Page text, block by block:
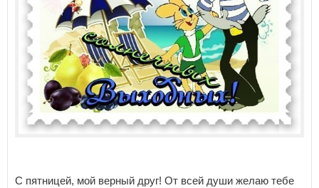
С пятницей, мой верный друг! От всей души желаю тебе